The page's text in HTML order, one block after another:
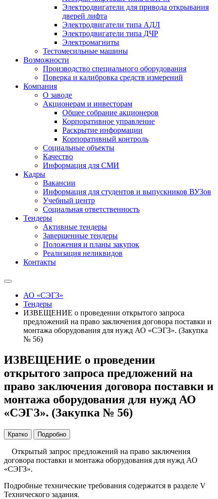
Электродвигатели для привода открывания
дверей лифта
Электродвигатели типа АДЛ
Электродвигатели типа ДЧР
Электромагниты
Тестомесильные машины
Возможности
Производство специального оборудования
Поверка и калибровка средств измерений
Компания
О заводе
Акционерам и инвесторам
Общее собрание акционеров
Корпоративное управление
Раскрытие информации
Корпоративный контроль
Социальные объекты
Качество
Информация для СМИ
Кадры
Вакансии
Информация для студентов и выпускников ВУЗов
Учебный центр
Социальная ответственность
Тендеры
Активные тендеры
Завершенные тендеры
Положения и планы закупок
Реализация неликвидов
Контакты
АО «СЭГЗ»
Тендеры
ИЗВЕЩЕНИЕ о проведении открытого запроса
предложений на право заключения договора поставки и
монтажа оборудования для нужд АО «СЭГЗ». (Закупка
№ 56)
ИЗВЕЩЕНИЕ о проведении
открытого запроса предложений на
право заключения договора поставки и
монтажа оборудования для нужд АО
«СЭГЗ». (Закупка № 56)
Кратко Подробно
Открытый запрос предложений на право заключения
договора поставки и монтажа оборудования для нужд АО
«СЭГЗ».
Подробные технические требования содержатся в разделе V
Технического задания.